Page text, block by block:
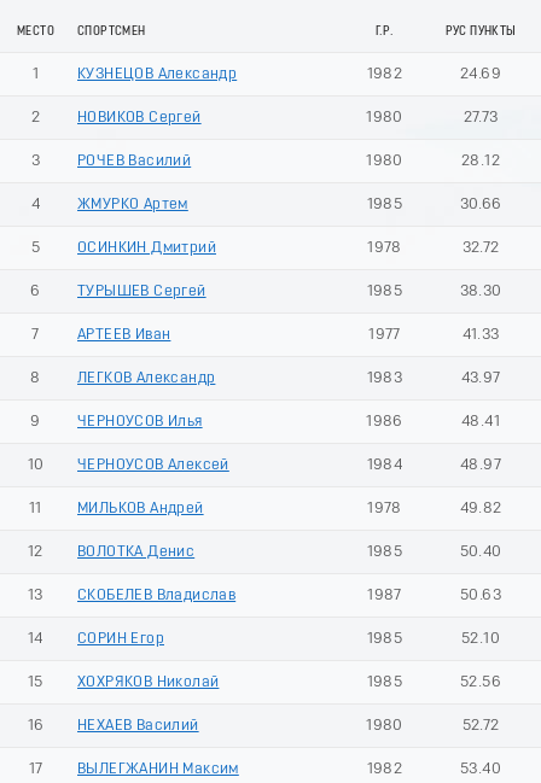
МЕСТО СПОРТСМЕН Г.Р. РУС ПУНКТЫ
1 КУЗНЕЦОВ Александр 1982 24.69
2 НОВИКОВ Сергей 1980 27.73
3 РОЧЕВ Василий 1980 28.12
4 ЖМУРКО Артем 1985 30.66
5 ОСИНКИН Дмитрий 1978 32.72
6 ТУРЫШЕВ Сергей 1985 38.30
7 АРТЕЕВ Иван 1977 41.33
8 ЛЕГКОВ Александр 1983 43.97
9 ЧЕРНОУСОВ Илья 1986 48.41
10 ЧЕРНОУСОВ Алексей 1984 48.97
11 МИЛЬКОВ Андрей 1978 49.82
12 ВОЛОТКА Денис 1985 50.40
13 СКОБЕЛЕВ Владислав 1987 50.63
14 СОРИН Егор 1985 52.10
15 ХОХРЯКОВ Николай 1985 52.56
16 НЕХАЕВ Василий 1980 52.72
17 ВЫЛЕГЖАНИН Максим 1982 53.40